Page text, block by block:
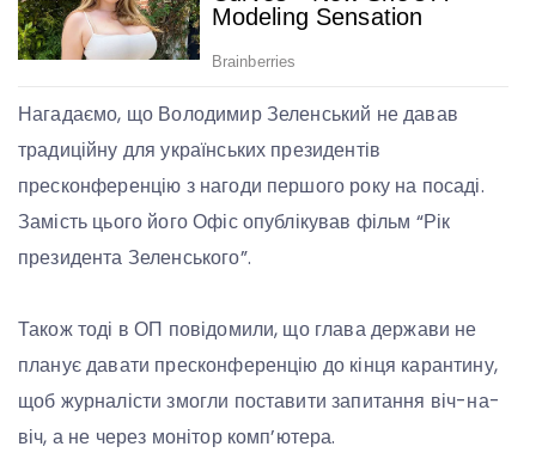
Нагадаємо, що Володимир Зеленський не давав
традиційну для українських президентів
пресконференцію з нагоди першого року на посаді.
Замість цього його Офіс опублікував фільм “Рік
президента Зеленського”.
Також тоді в ОП повідомили, що глава держави не
планує давати пресконференцію до кінця карантину,
щоб журналісти змогли поставити запитання віч-на-
віч, а не через монітор комп’ютера.